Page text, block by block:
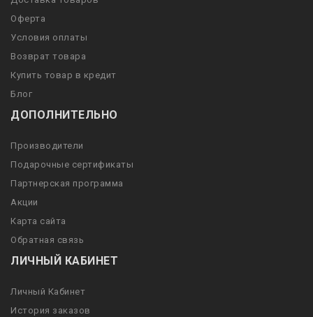
Оферта
Условия оплаты
Возврат товара
Купить товар в кредит
Блог
ДОПОЛНИТЕЛЬНО
Производители
Подарочные сертификаты
Партнерская программа
Акции
Карта сайта
Обратная связь
ЛИЧНЫЙ КАБИНЕТ
Личный Кабинет
История заказов